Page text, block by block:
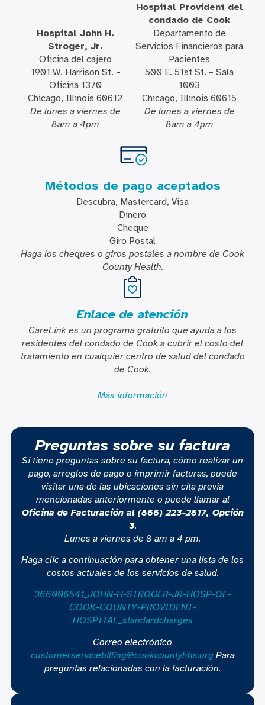
Hospital John H.
Stroger, Jr.
Oficina del cajero
1901 W. Harrison St. –
Oficina 1370
Chicago, Illinois 60612
De lunes a viernes de
8am a 4pm
Hospital Provident del
condado de Cook
Departamento de
Servicios Financieros para
Pacientes
500 E. 51st St. – Sala
1003
Chicago, Illinois 60615
De lunes a viernes de
8am a 4pm
Métodos de pago aceptados
Descubra, Mastercard, Visa
Dinero
Cheque
Giro Postal
Haga los cheques o giros postales a nombre de Cook
County Health.
Enlace de atención
CareLink es un programa gratuito que ayuda a los
residentes del condado de Cook a cubrir el costo del
tratamiento en cualquier centro de salud del condado
de Cook.
Más información
Preguntas sobre su factura
Si tiene preguntas sobre su factura, cómo realizar un
pago, arreglos de pago o imprimir facturas, puede
visitar una de las ubicaciones sin cita previa
mencionadas anteriormente o puede llamar al
Oficina de Facturación al (866) 223-2817, Opción
3.
Lunes a viernes de 8 am a 4 pm.
Haga clic a continuación para obtener una lista de los
costos actuales de los servicios de salud.
366006541_JOHN-H-STROGER-JR-HOSP-OF-
COOK-COUNTY-PROVIDENT-
HOSPITAL_standardcharges
Correo electrónico
customerservicebilling@cookcountyhhs.orgPara
preguntas relacionadas con la facturación.